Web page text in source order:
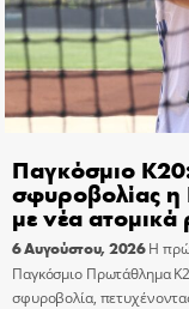
Παγκόσμιο Κ20:
σφυροβολίας η
με νέα ατομικά
6 Αυγούστου, 2026 Η
Παγκόσμιο Πρωτάθλημα
σφυροβολία,